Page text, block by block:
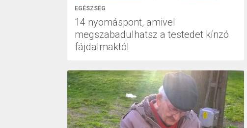
EGÉSZSÉG
14 nyomáspont, amivel
megszabadulhatsz a testedet kínzó
fájdalmaktól